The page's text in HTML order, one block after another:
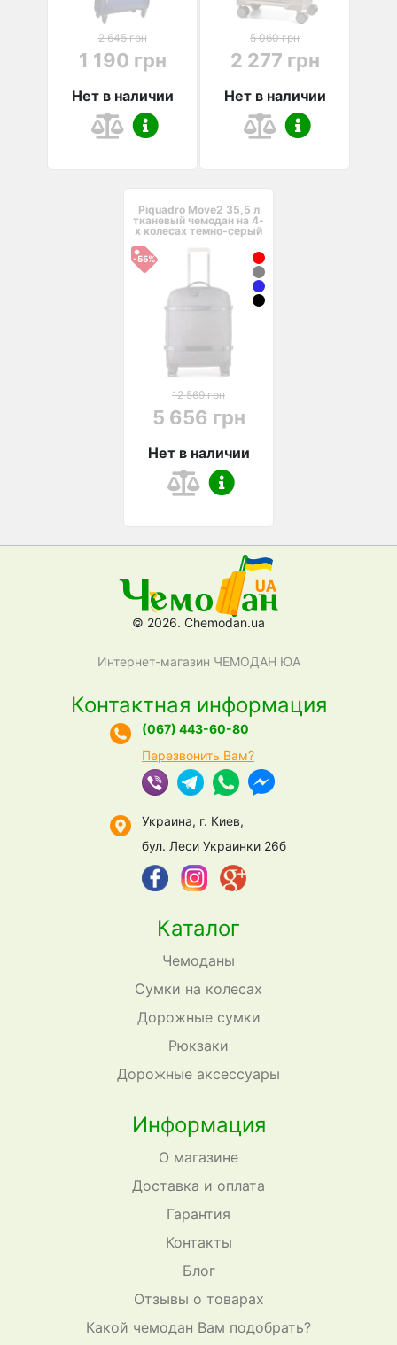
2 645 грн
1 190 грн
Нет в наличии
5 060 грн
2 277 грн
Нет в наличии
Piquadro Move2 35,5 л
тканевый чемодан на 4-
х колесах темно-серый
-55%
12 569 грн
5 656 грн
Нет в наличии
© 2026. Chemodan.ua
Интернет-магазин ЧЕМОДАН ЮА
Каталог
Чемоданы
Сумки на колесах
Дорожные сумки
Рюкзаки
Дорожные аксессуары
Информация
О магазине
Доставка и оплата
Гарантия
Контакты
Блог
Отзывы о товарах
Какой чемодан Вам подобрать?
Контактная информация
(067) 443-60-80
Перезвонить Вам?
Украина, г. Киев,
бул. Леси Украинки 26б